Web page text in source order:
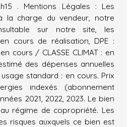
. Mentions Légales : Les
la charge du vendeur, notre
sur notre site, les
cours de réalisation, DPE :
en cours / CLASSE CLIMAT : en
des dépenses annuelles
standard : en cours. Prix
indexés (abonnement
2021, 2022, 2023. Le bien
régime de copropriété. Les
risques auxquels ce bien est